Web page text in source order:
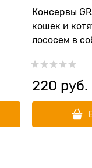
Консервы
кошек и
лососем в
220 руб.